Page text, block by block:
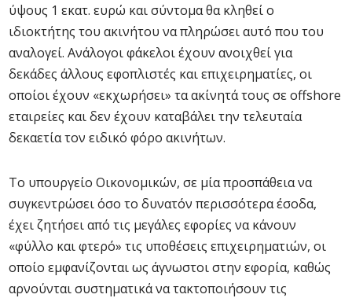
ύψους 1 εκατ. ευρώ και σύντομα θα κληθεί ο
ιδιοκτήτης του ακινήτου να πληρώσει αυτό που του
αναλογεί. Ανάλογοι φάκελοι έχουν ανοιχθεί για
δεκάδες άλλους εφοπλιστές και επιχειρηματίες, οι
οποίοι έχουν «εκχωρήσει» τα ακίνητά τους σε offshore
εταιρείες και δεν έχουν καταβάλει την τελευταία
δεκαετία τον ειδικό φόρο ακινήτων.
Το υπουργείο Οικονομικών, σε μία προσπάθεια να
συγκεντρώσει όσο το δυνατόν περισσότερα έσοδα,
έχει ζητήσει από τις μεγάλες εφορίες να κάνουν
«φύλλο και φτερό» τις υποθέσεις επιχειρηματιών, οι
οποίο εμφανίζονται ως άγνωστοι στην εφορία, καθώς
αρνούνται συστηματικά να τακτοποιήσουν τις